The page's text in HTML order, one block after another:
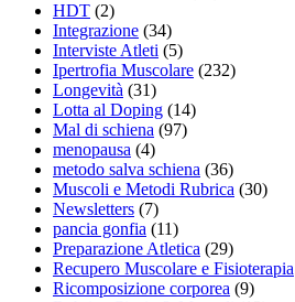
HDT (2)
Integrazione (34)
Interviste Atleti (5)
Ipertrofia Muscolare (232)
Longevità (31)
Lotta al Doping (14)
Mal di schiena (97)
menopausa (4)
metodo salva schiena (36)
Muscoli e Metodi Rubrica (30)
Newsletters (7)
pancia gonfia (11)
Preparazione Atletica (29)
Recupero Muscolare e Fisioterapia
Ricomposizione corporea (9)